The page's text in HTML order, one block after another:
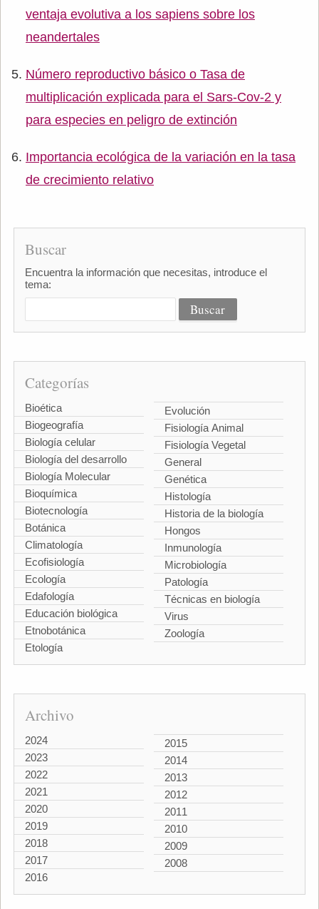
ventaja evolutiva a los sapiens sobre los
neandertales
Número reproductivo básico o Tasa de
multiplicación explicada para el Sars-Cov-2 y
para especies en peligro de extinción
Importancia ecológica de la variación en la tasa
de crecimiento relativo
Buscar
Encuentra la información que necesitas, introduce el
tema:
Categorías
Bioética
Biogeografía
Biología celular
Biología del desarrollo
Biología Molecular
Bioquímica
Biotecnología
Botánica
Climatología
Ecofisiología
Ecología
Edafología
Educación biológica
Etnobotánica
Etología
Evolución
Fisiología Animal
Fisiología Vegetal
General
Genética
Histología
Historia de la biología
Hongos
Inmunología
Microbiología
Patología
Técnicas en biología
Virus
Zoología
Archivo
2024
2023
2022
2021
2020
2019
2018
2017
2016
2015
2014
2013
2012
2011
2010
2009
2008